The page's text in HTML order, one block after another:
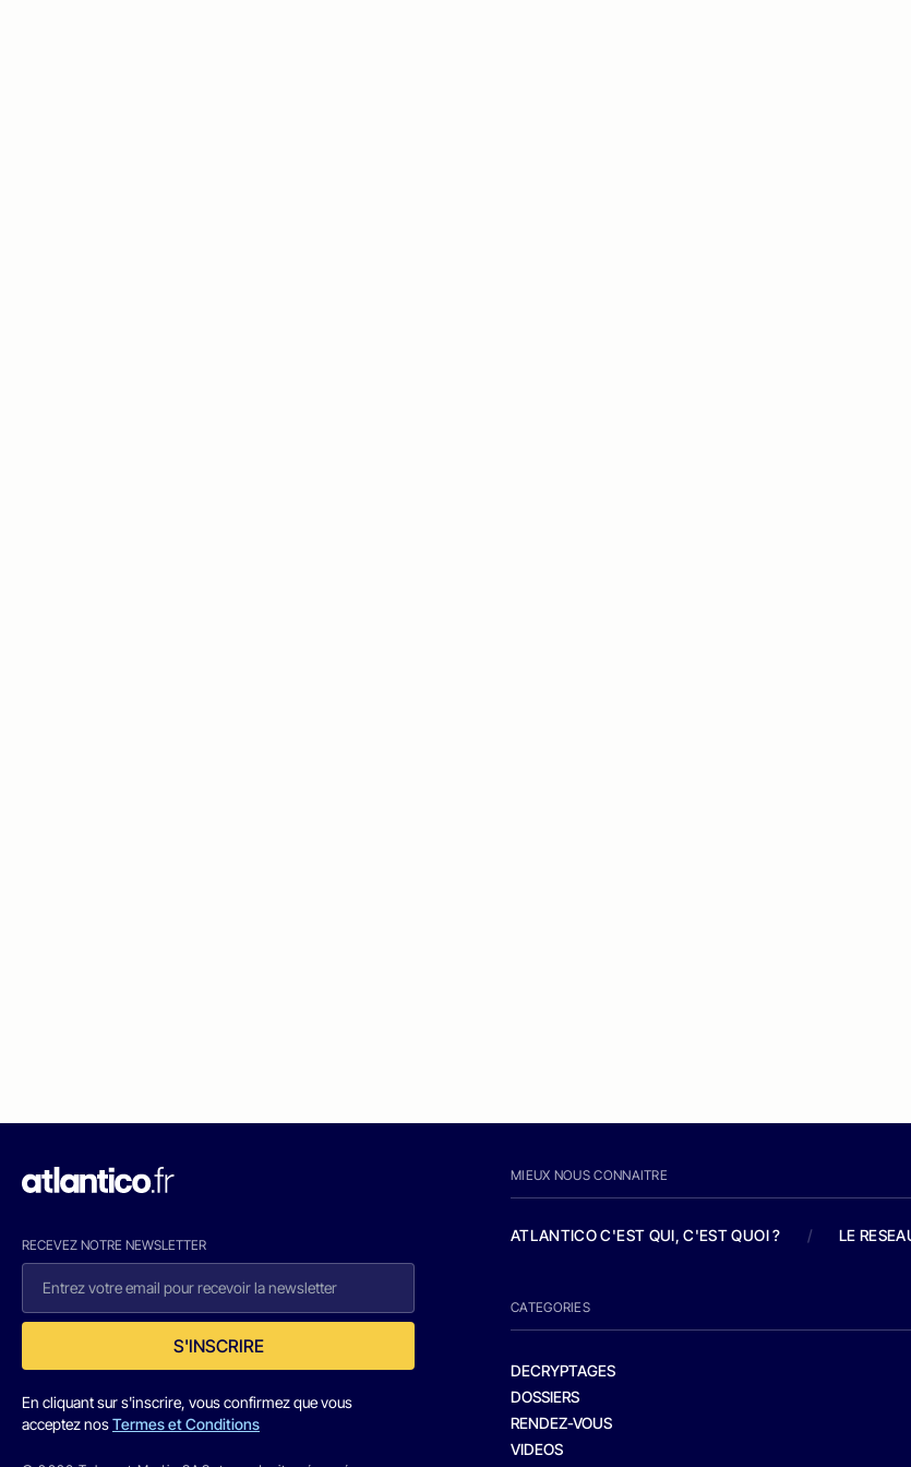
RECEVEZ NOTRE NEWSLETTER
S'INSCRIRE
En cliquant sur s'inscrire, vous confirmez que vous
acceptez nosTermes et Conditions
MIEUX NOUS CONNAITRE
ATLANTICO C'EST QUI, C'EST QUOI ? / LE
CATEGORIES
DECRYPTAGES
DOSSIERS
RENDEZ-VOUS
VIDEOS